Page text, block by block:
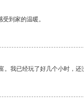
到家的温暖。
我已经玩了好几个小时，还